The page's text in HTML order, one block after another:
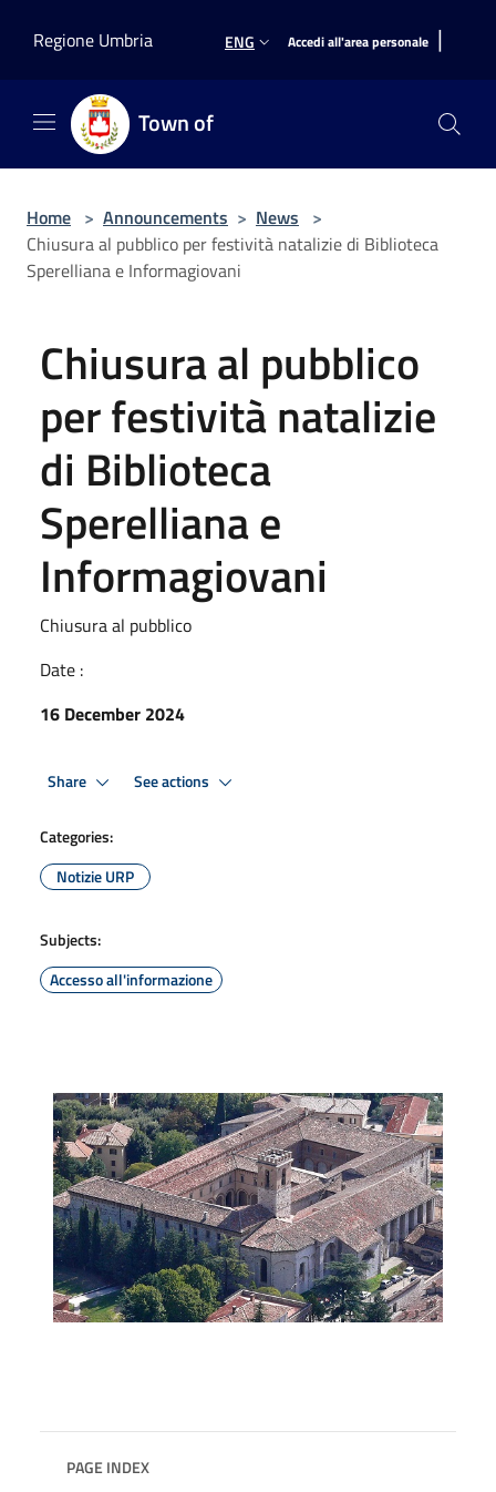
Regione Umbria
ENG Accedi all'area personale |
Town of
Home > Announcements > News >
Chiusura al pubblico per festività natalizie di Biblioteca
Sperelliana e Informagiovani
Chiusura al pubblico
per festività natalizie
di Biblioteca
Sperelliana e
Informagiovani
Chiusura al pubblico
Date :
16 December 2024
Share See actions
Categories:
Notizie URP
Subjects:
Accesso all'informazione
PAGE INDEX